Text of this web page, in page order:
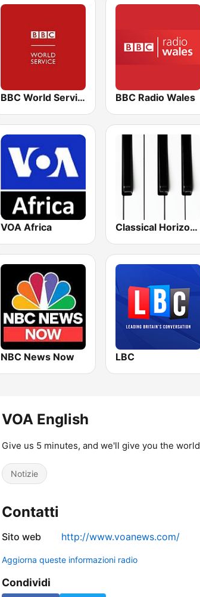
BBC World Service for Africa BBC Radio Wales
VOA Africa Classical Horizon Radio (International)
NBC News Now LBC
VOA English
Give us 5 minutes, and we'll give you the world
Notizie
Contatti
Sito web http://www.voanews.com/
Aggiorna queste informazioni radio
Condividi